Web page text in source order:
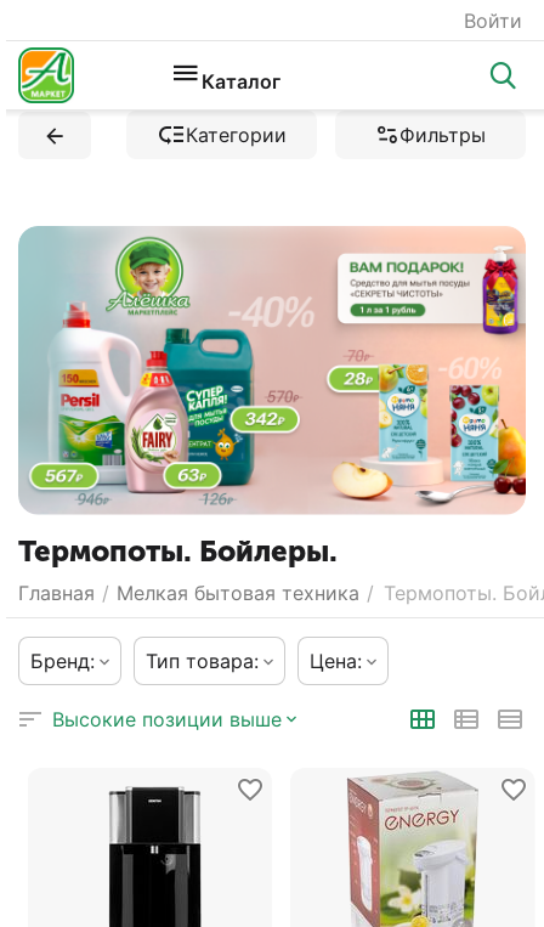
Войти
Каталог
Категории Фильтры
Термопоты. Бойлеры.
Главная / Мелкая бытовая техника / Термопоты.
Бренд: Тип товара: Цена:
Высокие позиции выше